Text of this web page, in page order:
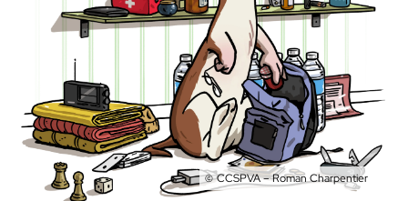
CCSPVA – Roman Charpentier